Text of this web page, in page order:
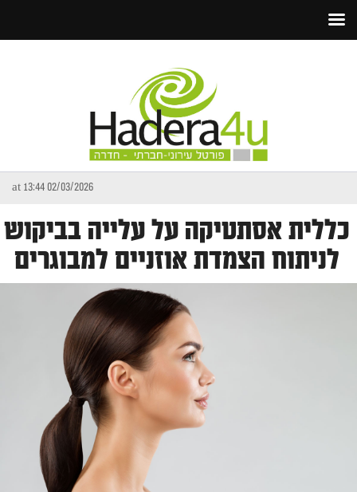
02/03/2026 at 13:44
כללית אסתטיקה על עלייה בביקוש
לניתוח הצמדת אוזניים למבוגרים